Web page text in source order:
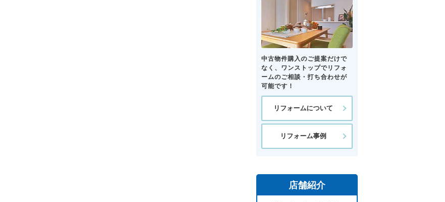
中古物件購入のご提案だけで
なく、ワンストップでリフォ
ームのご相談・打ち合わせが
可能です！
リフォームについて
リフォーム事例
店舗紹介